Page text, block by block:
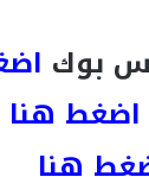
بوك
اضغط هنا
هنا